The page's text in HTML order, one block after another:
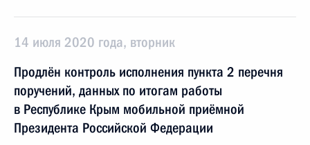
14 июля 2020 года, вторник
Продлён контроль исполнения пункта 2 перечня
поручений, данных по итогам работы
в Республике Крым мобильной приёмной
Президента Российской Федерации